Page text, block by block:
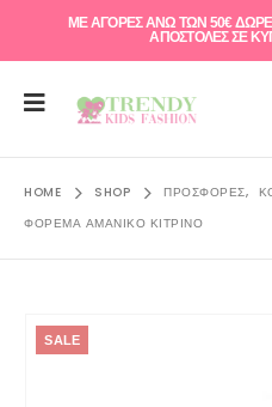
ΜΕ ΑΓΟΡΕΣ ΑΝΩ ΤΩΝ 50€
ΑΠΟΣΤΟΛΕΣ ΣΕ
HOME SHOP ΠΡΟΣΦΟΡΈΣ,
ΦΌΡΕΜΑ ΑΜΆΝΙΚΟ ΚΊΤΡΙΝΟ
SALE